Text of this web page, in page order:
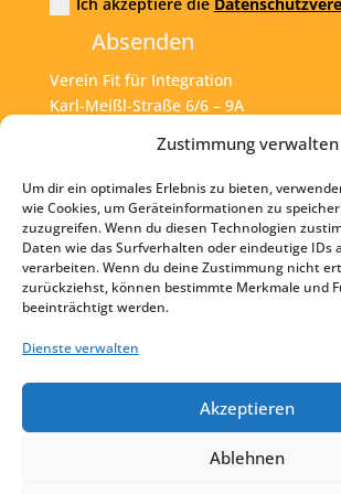
Zustimmung verwalten
Um dir ein optimales Erlebnis zu bieten,
wie Cookies, um Geräteinformationen zu
zuzugreifen. Wenn du diesen Technologien
Daten wie das Surfverhalten oder eindeutige IDs
verarbeiten. Wenn du deine Zustimmung nicht
zurückziehst, können bestimmte Merkmale und
beeinträchtigt werden.
Dienste verwalten
Akzeptieren
Ablehnen
Absenden
Verein Fit für Integration
Karl-Meißl-Straße 6/6 – 9A
Tel:+43 1 925 77 46
Mail: office@fit4int.at
Startseite
Kontakt
Impressum